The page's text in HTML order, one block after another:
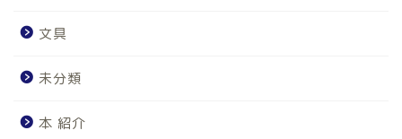
文具
未分類
本 紹介